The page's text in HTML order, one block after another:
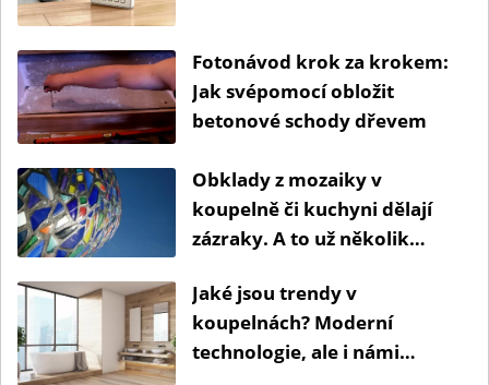
Fotonávod krok za krokem:
Jak svépomocí obložit
betonové schody dřevem
Obklady z mozaiky v
koupelně či kuchyni dělají
zázraky. A to už několik
Jaké jsou trendy v
koupelnách? Moderní
technologie, ale i námi